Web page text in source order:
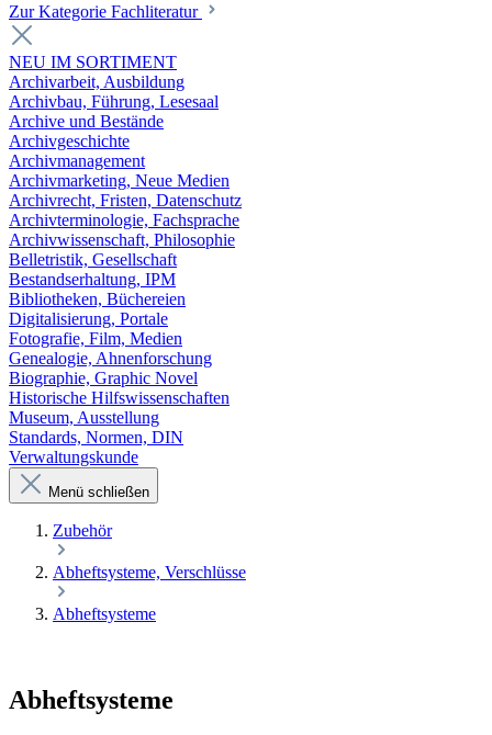
Zur Kategorie Fachliteratur
NEU IM SORTIMENT
Archivarbeit, Ausbildung
Archivbau, Führung, Lesesaal
Archive und Bestände
Archivgeschichte
Archivmanagement
Archivmarketing, Neue Medien
Archivrecht, Fristen, Datenschutz
Archivterminologie, Fachsprache
Archivwissenschaft, Philosophie
Belletristik, Gesellschaft
Bestandserhaltung, IPM
Bibliotheken, Büchereien
Digitalisierung, Portale
Fotografie, Film, Medien
Genealogie, Ahnenforschung
Biographie, Graphic Novel
Historische Hilfswissenschaften
Museum, Ausstellung
Standards, Normen, DIN
Verwaltungskunde
Menü schließen
Zubehör
Abheftsysteme, Verschlüsse
Abheftsysteme
Abheftsysteme